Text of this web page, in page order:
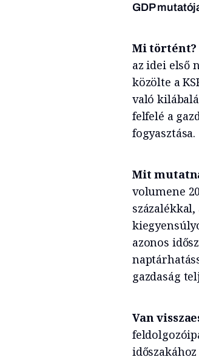
GDP
Mi történt?
az idei első
közölte a
való
felfelé a
fogyasztása.
Mit
volumene
azonos
gazdaság
Van